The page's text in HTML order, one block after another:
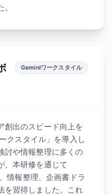
Geminiワークスタイル
創出のスピード向上を
クスタイル」を導入し
討や情報整理に多くの
、本研修を通じて
情報整理、企画書ドラ
を習得しました。これ